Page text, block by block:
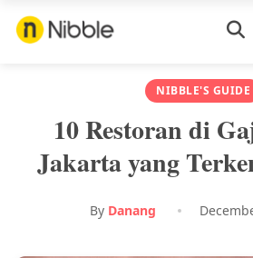
NIBBLE'S GUIDE
10 Restoran di
Jakarta yang
By Danang